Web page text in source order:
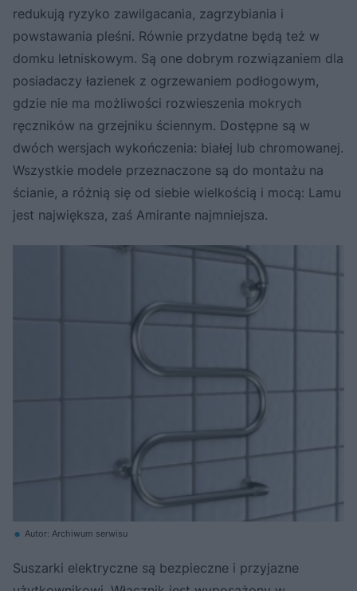
redukują ryzyko zawilgacania, zagrzybiania i
powstawania pleśni. Równie przydatne będą też w
domku letniskowym. Są one dobrym rozwiązaniem dla
posiadaczy łazienek z ogrzewaniem podłogowym,
gdzie nie ma możliwości rozwieszenia mokrych
ręczników na grzejniku ściennym. Dostępne są w
dwóch wersjach wykończenia: białej lub chromowanej.
Wszystkie modele przeznaczone są do montażu na
ścianie, a różnią się od siebie wielkością i mocą: Lamu
jest największa, zaś Amirante najmniejsza.
Autor: Archiwum serwisu
Suszarki elektryczne są bezpieczne i przyjazne